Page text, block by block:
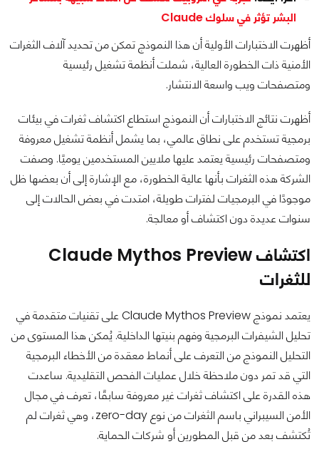
البشر تؤثر في سلوك Claude
أظهرت الاختبارات الأولية أن هذا النموذج تمكن من تحديد آلاف الثغرات
الأمنية ذات الخطورة العالية، شملت أنظمة تشغيل رئيسية
ومتصفحات ويب واسعة الانتشار.
أظهرت نتائج الاختبارات أن النموذج استطاع اكتشاف ثغرات في بيئات
برمجية تستخدم على نطاق عالمي، بما يشمل أنظمة تشغيل معروفة
ومتصفحات رئيسية يعتمد عليها ملايين المستخدمين يوميًا. وصفت
الشركة هذه الثغرات بأنها عالية الخطورة، مع الإشارة إلى أن بعضها ظل
موجودًا في البرمجيات لفترات طويلة، امتدت في بعض الحالات إلى
سنوات عديدة دون اكتشاف أو معالجة.
اكتشاف Claude Mythos Preview
للثغرات
يعتمد نموذج Claude Mythos Preview على تقنيات متقدمة في
تحليل الشيفرات البرمجية وفهم بنيتها الداخلية. يُمكن هذا المستوى من
التحليل النموذج من التعرف على أنماط معقدة من الأخطاء البرمجية
التي قد تمر دون ملاحظة خلال عمليات الفحص التقليدية. ساعدت
هذه القدرة على اكتشاف ثغرات غير معروفة سابقًا، تعرف في مجال
الأمن السيبراني باسم الثغرات من نوع zero-day، وهي ثغرات لم
تُكتشف بعد من قبل المطورين أو شركات الحماية.